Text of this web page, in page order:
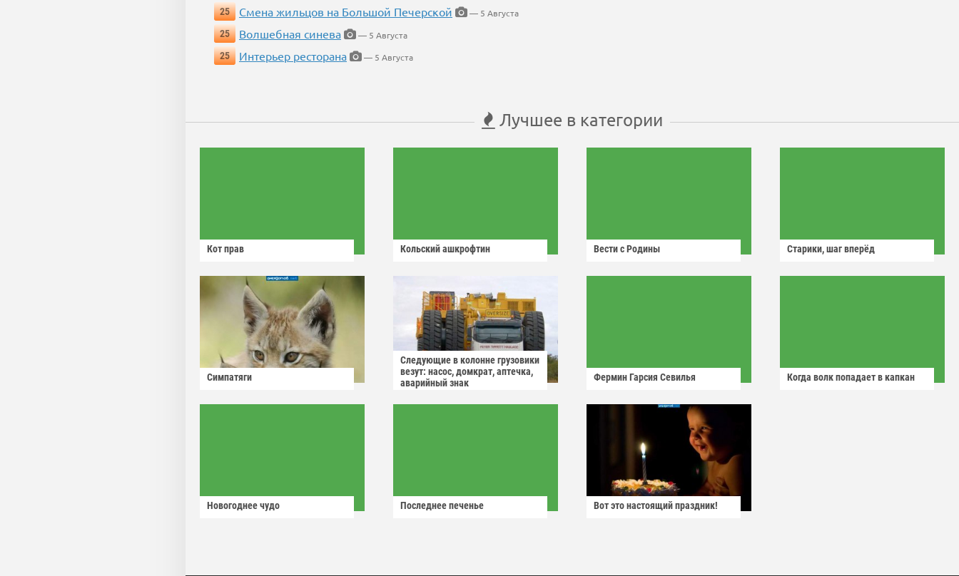
25
Смена жильцов на Большой Печерской
— 5 Августа
25
Волшебная синева
— 5 Августа
25
Интерьер ресторана — 5 Августа
Лучшее в категории
Кот прав Кольский ашкрофтин Вести с Родины Старики, шаг вперёд
Симпатяги
Следующие в колонне грузовики
везут: насос, домкрат, аптечка,
аварийный знак
Фермин Гарсия Севилья Когда волк попадает в капкан
Новогоднее чудо Последнее печенье Вот это настоящий праздник!